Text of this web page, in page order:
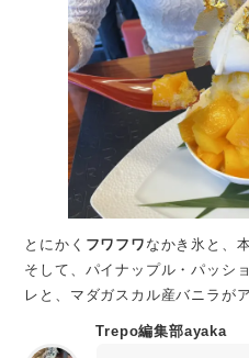
とにかく フワフワ なかき氷と、
そして、パイナップル・パッシ
レと、マダガスカル産バニラが
Trepo編集部ayaka